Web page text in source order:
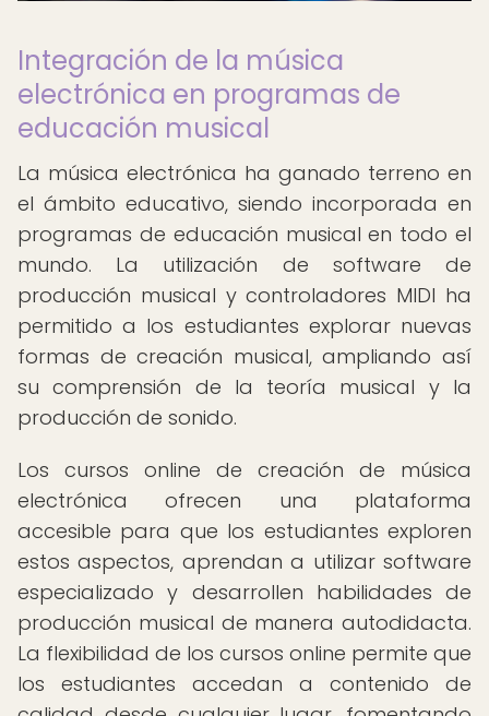
Integración de la música
electrónica en programas de
educación musical
La música electrónica ha ganado terreno en
el ámbito educativo, siendo incorporada en
programas de educación musical en todo el
mundo. La utilización de software de
producción musical y controladores MIDI ha
permitido a los estudiantes explorar nuevas
formas de creación musical, ampliando así
su comprensión de la teoría musical y la
producción de sonido.
Los cursos online de creación de música
electrónica ofrecen una plataforma
accesible para que los estudiantes exploren
estos aspectos, aprendan a utilizar software
especializado y desarrollen habilidades de
producción musical de manera autodidacta.
La flexibilidad de los cursos online permite que
los estudiantes accedan a contenido de